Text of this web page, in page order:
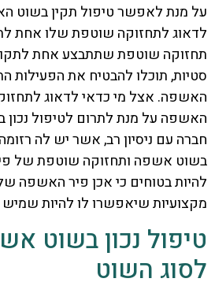
על מנת לאפשר טיפול תקין בשוט
לדאוג לתחזוקה שוטפת שלו אחת
תחזוקה שוטפת שתתבצע אחת
סטיות, תוכלו להבטיח את הפעילות
האשפה. אצל מי כדאי לדאוג
האשפה על מנת לתרום לטיפול
חברה עם ניסיון רב, אשר יש לה
בשוט אשפה ותחזוקה שוטפת של
להיות בטוחים כי אכן פיר האשפה
מקצועיות שיאפשרו לו להיות שמיש
טיפול נכון בשוט
לסוג השוט